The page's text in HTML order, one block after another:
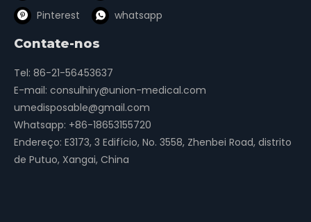
Pinterest
whatsapp
Contate-nos
Tel: 86-21-56453637
E-mail: consulhiry@union-medical.com
umedisposable@gmail.com
Whatsapp: +86-18653155720
Endereço: E3173, 3 Edifício, No. 3558, Zhenbei Road, distrito
de Putuo, Xangai, China